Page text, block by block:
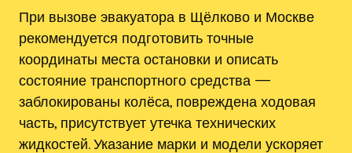
При вызове эвакуатора в Щёлково и Москве
рекомендуется подготовить точные
координаты места остановки и описать
состояние транспортного средства —
заблокированы колёса, повреждена ходовая
часть, присутствует утечка технических
жидкостей. Указание марки и модели ускоряет